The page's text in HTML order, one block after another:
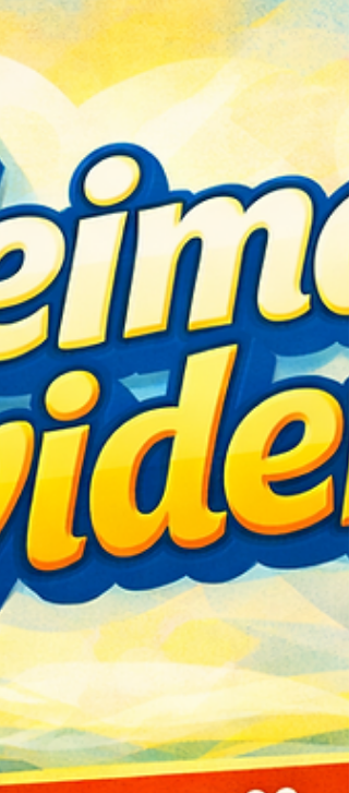
Unter realen Bedingungen kann man die
Möglichkeiten des „Kumulierens“ und
„Panaschierens“ ausprobieren und sieht
auch gleich, ob der so ausgefüllte
Stimmzettel gültig oder ungültig wäre. Sie
können Ihre Simmen vergeben, in dem Sie
einen Wahlvorschlag anklicken oder direkt
in das Feld vor einer sich bewerbenden
Person klicken. Probestimmzettel
Kreistagswahl 2026 👉 Probestimmzettel
Kreistagswahl 2026 (Landkreis
Pfaffenhofen a.d. Ilm) Was du damit
machen kannst Du bekommst den